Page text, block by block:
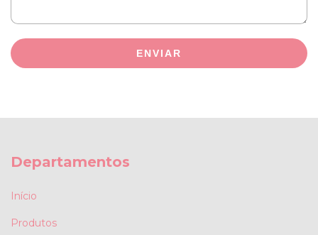
ENVIAR
Departamentos
Início
Produtos